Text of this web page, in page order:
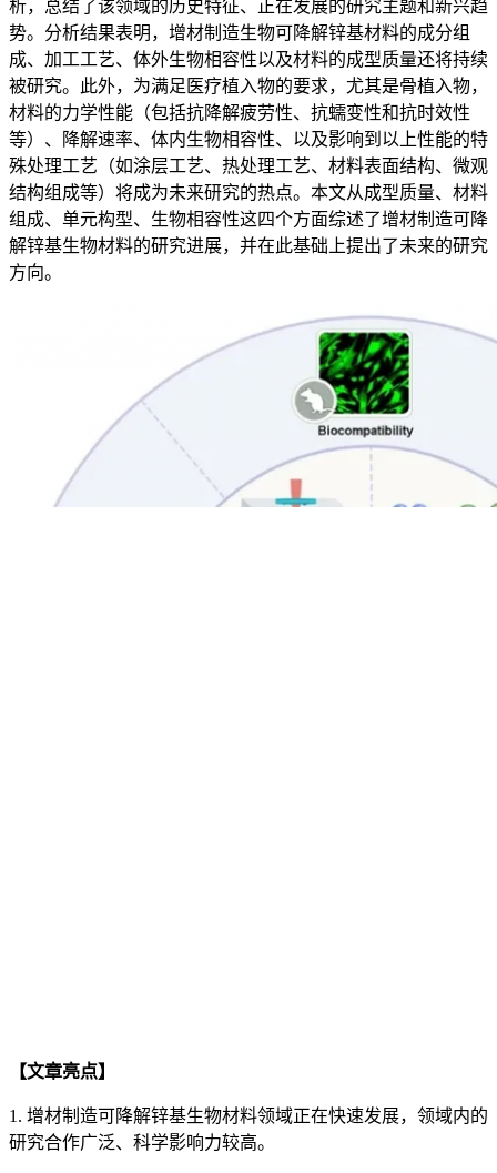
析，总结了该领域的历史特征、正在发展的研究主题和新兴趋
势。分析结果表明，增材制造生物可降解锌基材料的成分组
成、加工工艺、体外生物相容性以及材料的成型质量还将持续
被研究。此外，为满足医疗植入物的要求，尤其是骨植入物，
材料的力学性能（包括抗降解疲劳性、抗蠕变性和抗时效性
等）、降解速率、体内生物相容性、以及影响到以上性能的特
殊处理工艺（如涂层工艺、热处理工艺、材料表面结构、微观
结构组成等）将成为未来研究的热点。本文从成型质量、材料
组成、单元构型、生物相容性这四个方面综述了增材制造可降
解锌基生物材料的研究进展，并在此基础上提出了未来的研究
方向。
【文章亮点】
1. 增材制造可降解锌基生物材料领域正在快速发展，领域内的
研究合作广泛、科学影响力较高。